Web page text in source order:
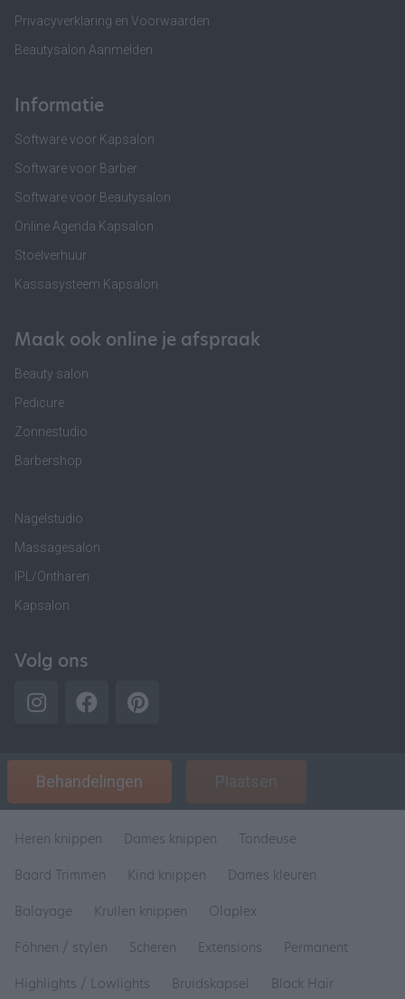
Privacyverklaring en Voorwaarden
Beautysalon Aanmelden
Informatie
Software voor Kapsalon
Software voor Barber
Software voor Beautysalon
Online Agenda Kapsalon
Stoelverhuur
Kassasysteem Kapsalon
Maak ook online je afspraak
Beauty salon
Pedicure
Zonnestudio
Barbershop
Nagelstudio
Massagesalon
IPL/Ontharen
Kapsalon
Volg ons
Behandelingen Plaatsen
Heren knippen Dames knippen
Tondeuse
Baard Trimmen
Kind knippen
Dames kleuren
Balayage
Krullen knippen
Olaplex
Föhnen / stylen
Scheren Extensions
Permanent
Highlights / Lowlights
Bruidskapsel Black Hair